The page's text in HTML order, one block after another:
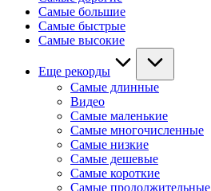
Самые большие
Самые быстрые
Самые высокие
Еще рекорды
Самые длинные
Видео
Самые маленькие
Самые многочисленные
Самые низкие
Самые дешевые
Самые короткие
Самые продолжительные